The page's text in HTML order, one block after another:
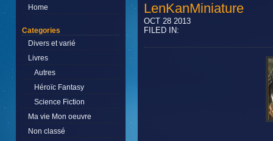
Home
Categories
Divers et varié
Livres
Autres
Héroïc Fantasy
Science Fiction
Ma vie Mon oeuvre
Non classé
LenKanMiniature
OCT 28 2013
FILED IN: